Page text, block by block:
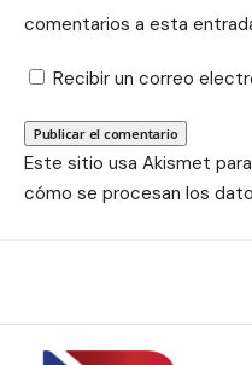
comentarios a esta
Recibir un correo
Este sitio usa Akismet
cómo se procesan los